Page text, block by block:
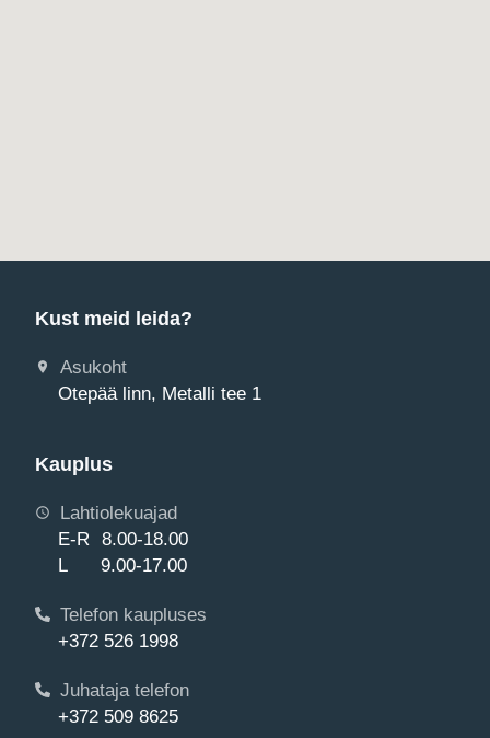
Kust meid leida?
Asukoht
Otepää linn, Metalli tee 1
Kauplus
Lahtiolekuajad
E-R 8.00-18.00
L 9.00-17.00
Telefon kaupluses
+372 526 1998
Juhataja telefon
+372 509 8625